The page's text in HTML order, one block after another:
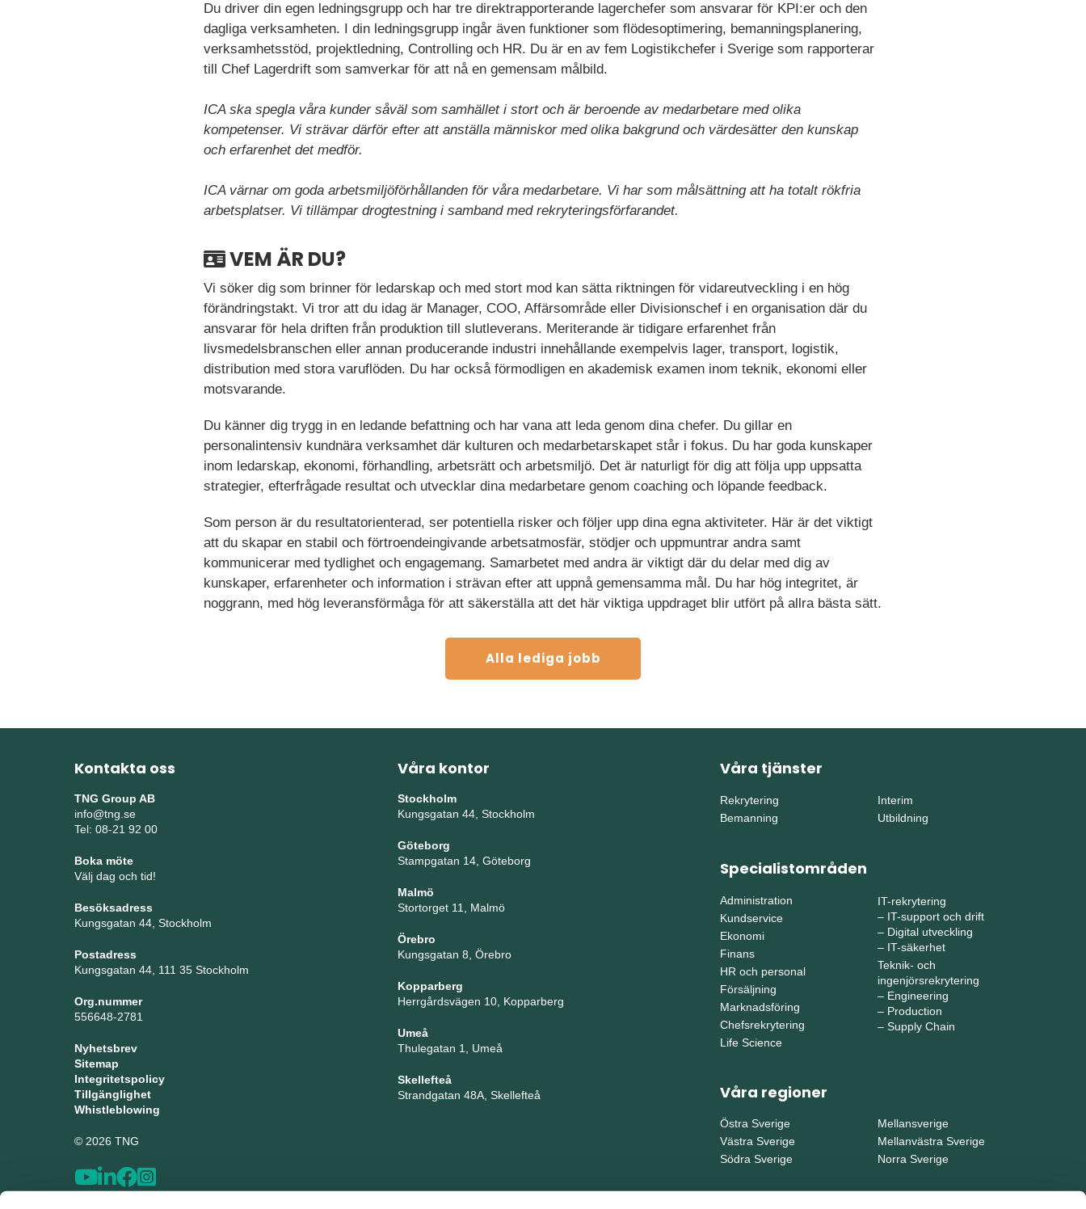
Du driver din egen ledningsgrupp och har tre direktrapporterande lagerchefer som ansvarar för KPI:er och den
dagliga verksamheten. I din ledningsgrupp ingår även funktioner som flödesoptimering, bemanningsplanering,
verksamhetsstöd, projektledning, Controlling och HR. Du är en av fem Logistikchefer i Sverige som rapporterar
till Chef Lagerdrift som samverkar för att nå en gemensam målbild.
ICA ska spegla våra kunder såväl som samhället i stort och är beroende av medarbetare med olika
kompetenser. Vi strävar därför efter att anställa människor med olika bakgrund och värdesätter den kunskap
och erfarenhet det medför.
ICA värnar om goda arbetsmiljöförhållanden för våra medarbetare. Vi har som målsättning att ha totalt rökfria
arbetsplatser. Vi tillämpar drogtestning i samband med rekryteringsförfarandet.
VEM ÄR DU?
Vi söker dig som brinner för ledarskap och med stort mod kan sätta riktningen för vidareutveckling i en hög
förändringstakt. Vi tror att du idag är Manager, COO, Affärsområde eller Divisionschef i en organisation där du
ansvarar för hela driften från produktion till slutleverans. Meriterande är tidigare erfarenhet från
livsmedelsbranschen eller annan producerande industri innehållande exempelvis lager, transport, logistik,
distribution med stora varuflöden. Du har också förmodligen en akademisk examen inom teknik, ekonomi eller
motsvarande.
Du känner dig trygg in en ledande befattning och har vana att leda genom dina chefer. Du gillar en
personalintensiv kundnära verksamhet där kulturen och medarbetarskapet står i fokus. Du har goda kunskaper
inom ledarskap, ekonomi, förhandling, arbetsrätt och arbetsmiljö. Det är naturligt för dig att följa upp uppsatta
strategier, efterfrågade resultat och utvecklar dina medarbetare genom coaching och löpande feedback.
Som person är du resultatorienterad, ser potentiella risker och följer upp dina egna aktiviteter. Här är det viktigt
att du skapar en stabil och förtroendeingivande arbetsatmosfär, stödjer och uppmuntrar andra samt
kommunicerar med tydlighet och engagemang. Samarbetet med andra är viktigt där du delar med dig av
kunskaper, erfarenheter och information i strävan efter att uppnå gemensamma mål. Du har hög integritet, är
noggrann, med hög leveransförmåga för att säkerställa att det här viktiga uppdraget blir utfört på allra bästa sätt.
Alla lediga jobb
Kontakta oss
TNG Group AB
info@tng.se
Tel: 08-21 92 00
Boka möte
Välj dag och tid!
Besöksadress
Kungsgatan 44, Stockholm
Postadress
Kungsgatan 44, 111 35 Stockholm
Org.nummer
556648-2781
Nyhetsbrev
Sitemap
Integritetspolicy
Tillgänglighet
Whistleblowing
© 2026 TNG
Våra kontor
Stockholm
Kungsgatan 44, Stockholm
Göteborg
Stampgatan 14, Göteborg
Malmö
Stortorget 11, Malmö
Örebro
Kungsgatan 8, Örebro
Kopparberg
Herrgårdsvägen 10, Kopparberg
Umeå
Thulegatan 1, Umeå
Skellefteå
Strandgatan 48A, Skellefteå
Våra tjänster
Rekrytering
Bemanning
Interim
Utbildning
Specialistområden
Administration
Kundservice
Ekonomi
Finans
HR och personal
Försäljning
Marknadsföring
Chefsrekrytering
Life Science
IT-rekrytering
– IT-support och drift
– Digital utveckling
– IT-säkerhet
Teknik- och
ingenjörsrekrytering
– Engineering
– Production
– Supply Chain
Våra regioner
Östra Sverige
Västra Sverige
Södra Sverige
Mellansverige
Mellanvästra Sverige
Norra Sverige